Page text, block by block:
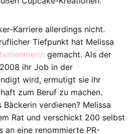
Karriere allerdings nicht.
Tiefpunkt hat Melissa
gemacht. Als der
ihr Job in der
wird, ermutigt sie ihr
zum Beruf zu machen.
verdienen? Melissa
Rat und verschickt 200 selbst
an eine renommierte PR-